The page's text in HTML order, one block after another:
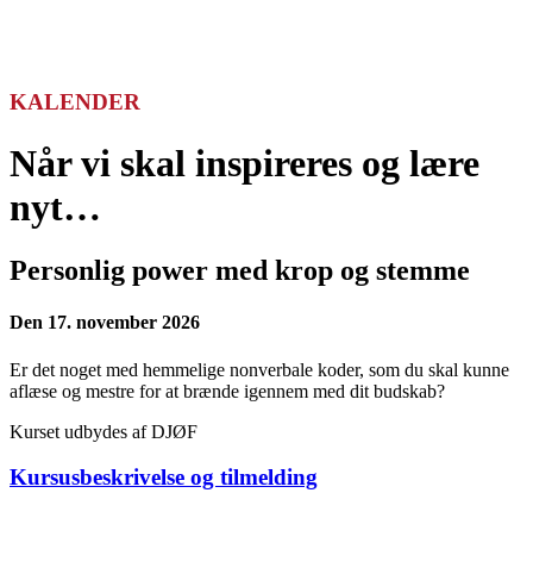
KALENDER
Når vi skal inspireres og lære
nyt…
Personlig power med krop og stemme
Den 17. november 2026
Er det noget med hemmelige nonverbale koder, som du skal kunne
aflæse og mestre for at brænde igennem med dit budskab?
Kurset udbydes af DJØF
Kursusbeskrivelse og tilmelding